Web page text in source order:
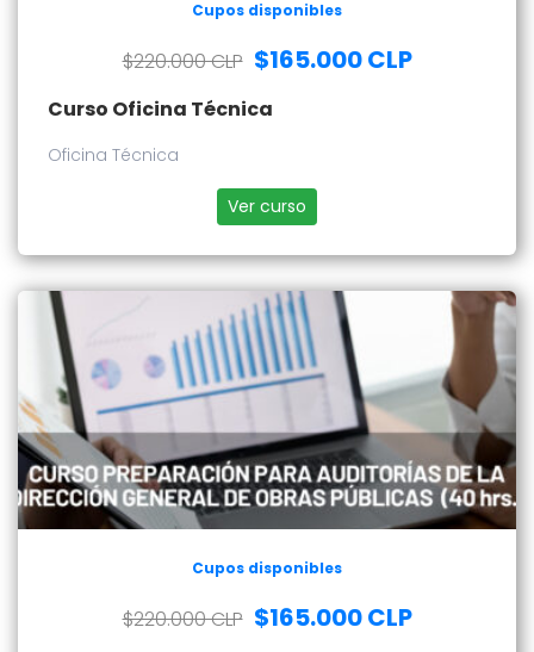
Cupos disponibles
$220.000 CLP $165.000 CLP
Curso Oficina Técnica
Oficina Técnica
Ver curso
Cupos disponibles
$220.000 CLP $165.000 CLP